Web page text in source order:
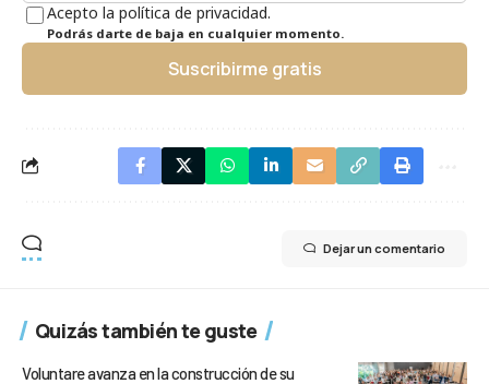
Acepto la política de privacidad.
Podrás darte de baja en cualquier momento.
Suscribirme gratis
Dejar un comentario
Quizás también te guste
Voluntare avanza en la construcción de su